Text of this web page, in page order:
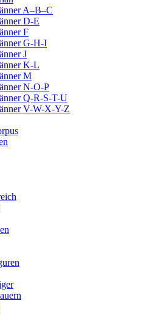
A–B–C
D-E
F
G-H-I
J
K-L
M
N-O-P
Q-R-S-T-U
V-W-X-Y-Z